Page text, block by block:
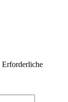
Erforderliche